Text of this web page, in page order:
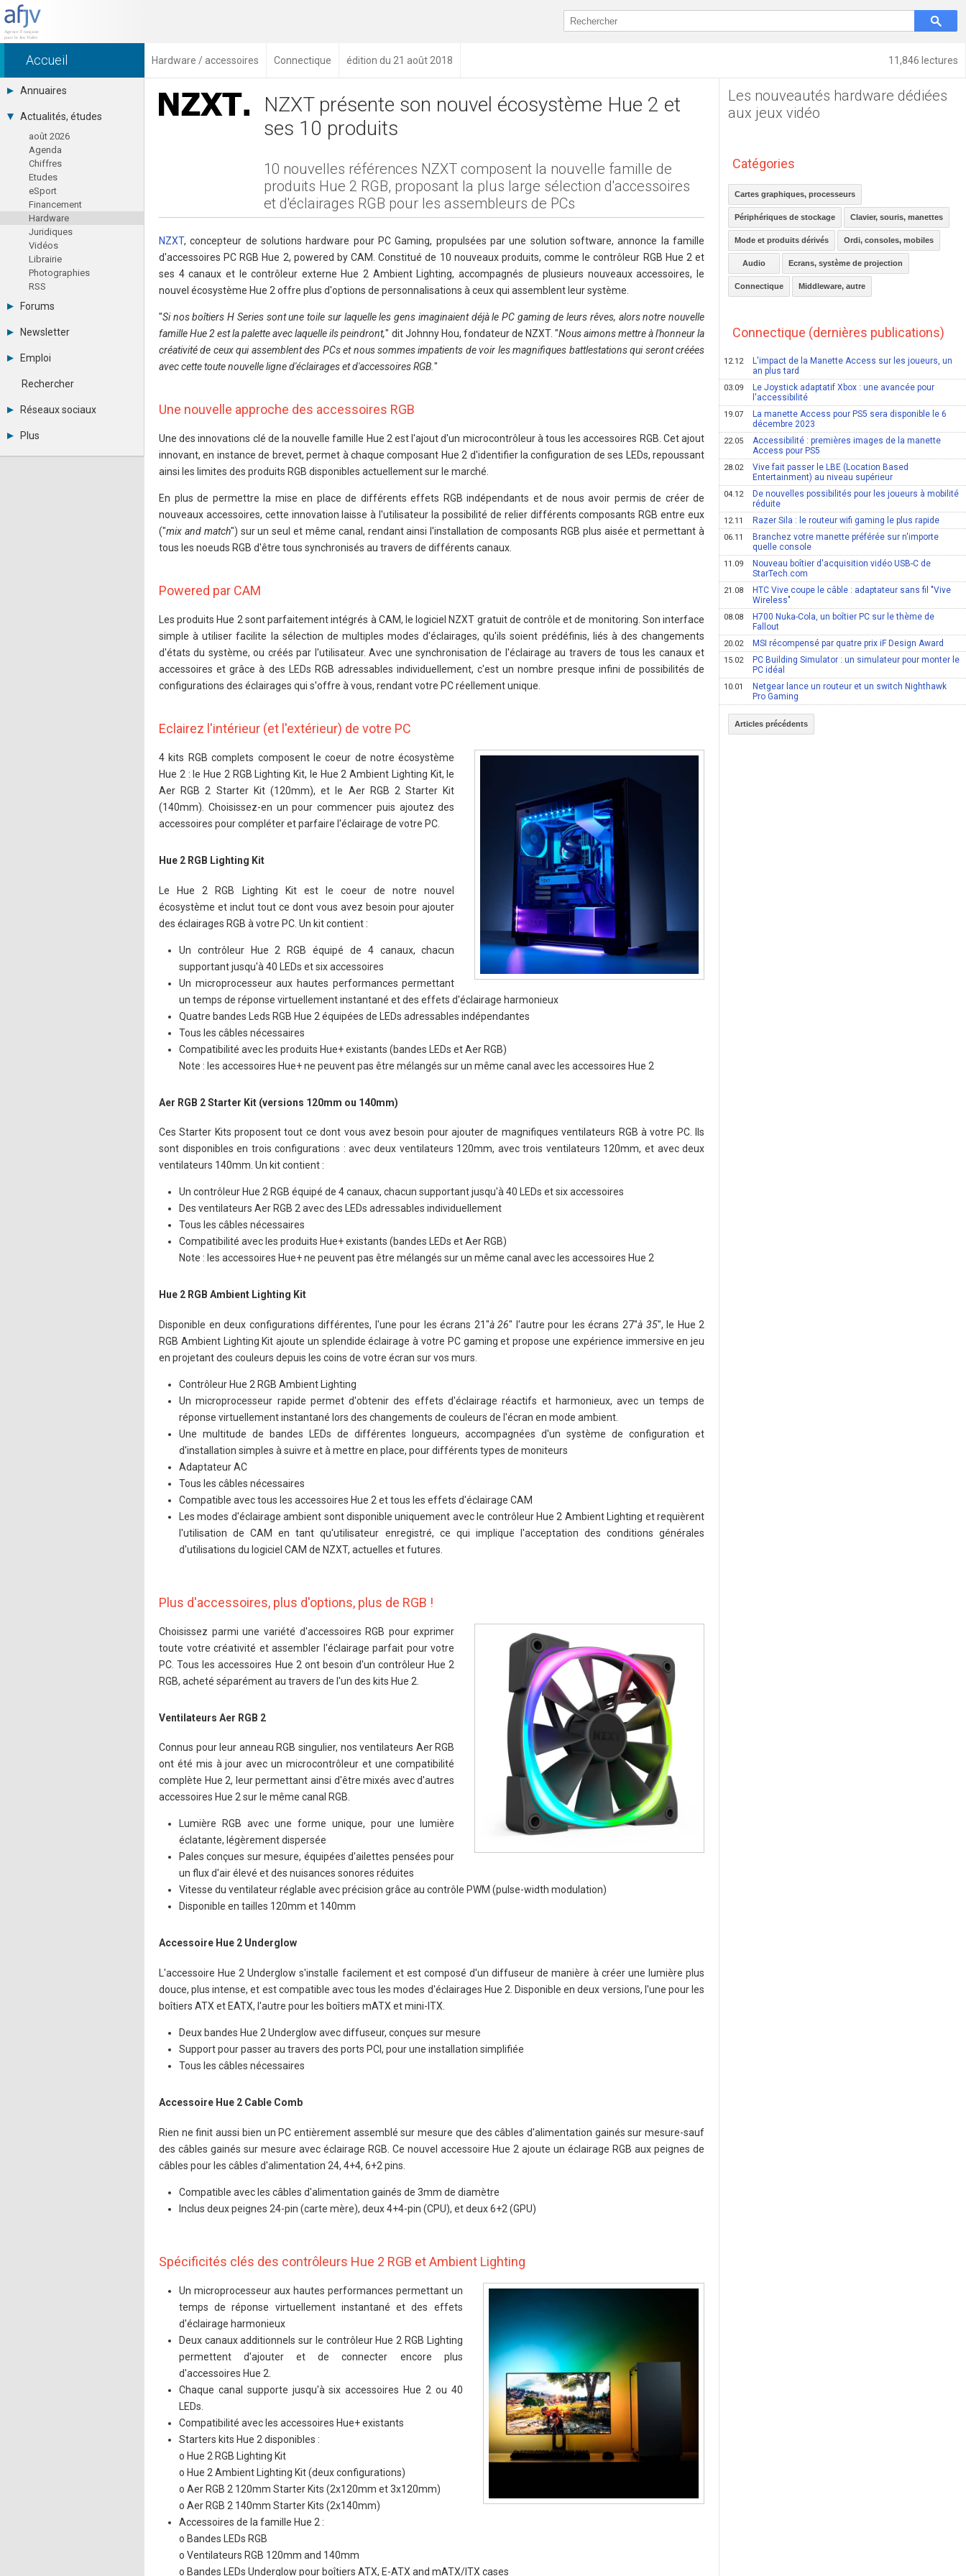
11,846 lectures
Accueil Hardware / accessoires Connectique édition du 21 août 2018
Annuaires
Toutes les sociétés (691)
Studios (418)
Editeurs (49)
Distributeurs (16)
Hard. / Accessoires (10)
Middlewares (15)
Prestataires (99)
Assoc. / Syndicats (21)
Formations / Ecoles (46)
Presse spécialisée (17)
Actualités, études
août 2026
Agenda
Chiffres
Etudes
eSport
Financement
Hardware
Juridiques
Vidéos
Librairie
Photographies
RSS
Forums
Tous les forums
Se connecter
Messages privés
Contacter un modérateur
Newsletter
Archives
Abonnement
Emploi
Consulter les annonces
Observatoire de l'emploi
Rechercher
Réseaux sociaux
LinkedIn
Plus
Annonceurs
NZXT présente son nouvel écosystème Hue 2 et
ses 10 produits
10 nouvelles références NZXT composent la nouvelle famille de
produits Hue 2 RGB, proposant la plus large sélection d'accessoires
et d'éclairages RGB pour les assembleurs de PCs
NZXT, concepteur de solutions hardware pour PC Gaming, propulsées par une solution software, annonce la famille
d'accessoires PC RGB Hue 2, powered by CAM. Constitué de 10 nouveaux produits, comme le contrôleur RGB Hue 2 et
ses 4 canaux et le contrôleur externe Hue 2 Ambient Lighting, accompagnés de plusieurs nouveaux accessoires, le
nouvel écosystème Hue 2 offre plus d'options de personnalisations à ceux qui assemblent leur système.
"Si nos boîtiers H Series sont une toile sur laquelle les gens imaginaient déjà le PC gaming de leurs rêves, alors notre nouvelle
famille Hue 2 est la palette avec laquelle ils peindront," dit Johnny Hou, fondateur de NZXT. "Nous aimons mettre à l'honneur la
créativité de ceux qui assemblent des PCs et nous sommes impatients de voir les magnifiques battlestations qui seront créées
avec cette toute nouvelle ligne d'éclairages et d'accessoires RGB. "
Une nouvelle approche des accessoires RGB
Une des innovations clé de la nouvelle famille Hue 2 est l'ajout d'un microcontrôleur à tous les accessoires RGB. Cet ajout
innovant, en instance de brevet, permet à chaque composant Hue 2 d'identifier la configuration de ses LEDs, repoussant
ainsi les limites des produits RGB disponibles actuellement sur le marché.
En plus de permettre la mise en place de différents effets RGB indépendants et de nous avoir permis de créer de
nouveaux accessoires, cette innovation laisse à l'utilisateur la possibilité de relier différents composants RGB entre eux
("mix and match") sur un seul et même canal, rendant ainsi l'installation de composants RGB plus aisée et permettant à
tous les noeuds RGB d'être tous synchronisés au travers de différents canaux.
Powered par CAM
Les produits Hue 2 sont parfaitement intégrés à CAM, le logiciel NZXT gratuit de contrôle et de monitoring. Son interface
simple à utiliser facilite la sélection de multiples modes d'éclairages, qu'ils soient prédéfinis, liés à des changements
d'états du système, ou créés par l'utilisateur. Avec une synchronisation de l'éclairage au travers de tous les canaux et
accessoires et grâce à des LEDs RGB adressables individuellement, c'est un nombre presque infini de possibilités de
configurations des éclairages qui s'offre à vous, rendant votre PC réellement unique.
Eclairez l'intérieur (et l'extérieur) de votre PC
4 kits RGB complets composent le coeur de notre écosystème
Hue 2 : le Hue 2 RGB Lighting Kit, le Hue 2 Ambient Lighting Kit, le
Aer RGB 2 Starter Kit (120mm), et le Aer RGB 2 Starter Kit
(140mm). Choisissez-en un pour commencer puis ajoutez des
accessoires pour compléter et parfaire l'éclairage de votre PC.
Hue 2 RGB Lighting Kit
Le Hue 2 RGB Lighting Kit est le coeur de notre nouvel
écosystème et inclut tout ce dont vous avez besoin pour ajouter
des éclairages RGB à votre PC. Un kit contient :
Un contrôleur Hue 2 RGB équipé de 4 canaux, chacun
supportant jusqu'à 40 LEDs et six accessoires
Un microprocesseur aux hautes performances permettant
un temps de réponse virtuellement instantané et des effets d'éclairage harmonieux
Quatre bandes Leds RGB Hue 2 équipées de LEDs adressables indépendantes
Tous les câbles nécessaires
Compatibilité avec les produits Hue+ existants (bandes LEDs et Aer RGB)
Note : les accessoires Hue+ ne peuvent pas être mélangés sur un même canal avec les accessoires Hue 2
Aer RGB 2 Starter Kit (versions 120mm ou 140mm)
Ces Starter Kits proposent tout ce dont vous avez besoin pour ajouter de magnifiques ventilateurs RGB à votre PC. Ils
sont disponibles en trois configurations : avec deux ventilateurs 120mm, avec trois ventilateurs 120mm, et avec deux
ventilateurs 140mm. Un kit contient :
Un contrôleur Hue 2 RGB équipé de 4 canaux, chacun supportant jusqu'à 40 LEDs et six accessoires
Des ventilateurs Aer RGB 2 avec des LEDs adressables individuellement
Tous les câbles nécessaires
Compatibilité avec les produits Hue+ existants (bandes LEDs et Aer RGB)
Note : les accessoires Hue+ ne peuvent pas être mélangés sur un même canal avec les accessoires Hue 2
Hue 2 RGB Ambient Lighting Kit
Disponible en deux configurations différentes, l'une pour les écrans 21"à 26" l'autre pour les écrans 27"à 35", le Hue 2
RGB Ambient Lighting Kit ajoute un splendide éclairage à votre PC gaming et propose une expérience immersive en jeu
en projetant des couleurs depuis les coins de votre écran sur vos murs.
Contrôleur Hue 2 RGB Ambient Lighting
Un microprocesseur rapide permet d'obtenir des effets d'éclairage réactifs et harmonieux, avec un temps de
réponse virtuellement instantané lors des changements de couleurs de l'écran en mode ambient.
Une multitude de bandes LEDs de différentes longueurs, accompagnées d'un système de configuration et
d'installation simples à suivre et à mettre en place, pour différents types de moniteurs
Adaptateur AC
Tous les câbles nécessaires
Compatible avec tous les accessoires Hue 2 et tous les effets d'éclairage CAM
Les modes d'éclairage ambient sont disponible uniquement avec le contrôleur Hue 2 Ambient Lighting et requièrent
l'utilisation de CAM en tant qu'utilisateur enregistré, ce qui implique l'acceptation des conditions générales
d'utilisations du logiciel CAM de NZXT, actuelles et futures.
Plus d'accessoires, plus d'options, plus de RGB !
Choisissez parmi une variété d'accessoires RGB pour exprimer
toute votre créativité et assembler l'éclairage parfait pour votre
PC. Tous les accessoires Hue 2 ont besoin d'un contrôleur Hue 2
RGB, acheté séparément au travers de l'un des kits Hue 2.
Ventilateurs Aer RGB 2
Connus pour leur anneau RGB singulier, nos ventilateurs Aer RGB
ont été mis à jour avec un microcontrôleur et une compatibilité
complète Hue 2, leur permettant ainsi d'être mixés avec d'autres
accessoires Hue 2 sur le même canal RGB.
Lumière RGB avec une forme unique, pour une lumière
éclatante, légèrement dispersée
Pales conçues sur mesure, équipées d'ailettes pensées pour
un flux d'air élevé et des nuisances sonores réduites
Vitesse du ventilateur réglable avec précision grâce au contrôle PWM (pulse-width modulation)
Disponible en tailles 120mm et 140mm
Accessoire Hue 2 Underglow
L'accessoire Hue 2 Underglow s'installe facilement et est composé d'un diffuseur de manière à créer une lumière plus
douce, plus intense, et est compatible avec tous les modes d'éclairages Hue 2. Disponible en deux versions, l'une pour les
boîtiers ATX et EATX, l'autre pour les boîtiers mATX et mini-ITX.
Deux bandes Hue 2 Underglow avec diffuseur, conçues sur mesure
Support pour passer au travers des ports PCI, pour une installation simplifiée
Tous les câbles nécessaires
Accessoire Hue 2 Cable Comb
Rien ne finit aussi bien un PC entièrement assemblé sur mesure que des câbles d'alimentation gainés sur mesure-sauf
des câbles gainés sur mesure avec éclairage RGB. Ce nouvel accessoire Hue 2 ajoute un éclairage RGB aux peignes de
câbles pour les câbles d'alimentation 24, 4+4, 6+2 pins.
Compatible avec les câbles d'alimentation gainés de 3mm de diamètre
Inclus deux peignes 24-pin (carte mère), deux 4+4-pin (CPU), et deux 6+2 (GPU)
Spécificités clés des contrôleurs Hue 2 RGB et Ambient Lighting
Un microprocesseur aux hautes performances permettant un
temps de réponse virtuellement instantané et des effets
d'éclairage harmonieux
Deux canaux additionnels sur le contrôleur Hue 2 RGB Lighting
permettent d'ajouter et de connecter encore plus
d'accessoires Hue 2.
Chaque canal supporte jusqu'à six accessoires Hue 2 ou 40
LEDs.
Compatibilité avec les accessoires Hue+ existants
Starters kits Hue 2 disponibles :
o Hue 2 RGB Lighting Kit
o Hue 2 Ambient Lighting Kit (deux configurations)
o Aer RGB 2 120mm Starter Kits (2x120mm et 3x120mm)
o Aer RGB 2 140mm Starter Kits (2x140mm)
Accessoires de la famille Hue 2 :
o Bandes LEDs RGB
o Ventilateurs RGB 120mm and 140mm
o Bandes LEDs Underglow pour boîtiers ATX, E-ATX and mATX/ITX cases
Les nouveautés hardware dédiées
aux jeux vidéo
Catégories
Cartes graphiques, processeurs
Périphériques de stockage Clavier, souris, manettes
Mode et produits dérivés Ordi, consoles, mobiles
Audio Ecrans, système de projection
Connectique Middleware, autre
Connectique (dernières publications)
12.12
L'impact de la Manette Access sur les joueurs, un
an plus tard
03.09
Le Joystick adaptatif Xbox : une avancée pour
l'accessibilité
19.07
La manette Access pour PS5 sera disponible le 6
décembre 2023
22.05
Accessibilité : premières images de la manette
Access pour PS5
28.02
Vive fait passer le LBE (Location Based
Entertainment) au niveau supérieur
04.12
De nouvelles possibilités pour les joueurs à mobilité
réduite
12.11 Razer Sila : le routeur wifi gaming le plus rapide
06.11
Branchez votre manette préférée sur n'importe
quelle console
11.09
Nouveau boîtier d'acquisition vidéo USB-C de
StarTech.com
21.08
HTC Vive coupe le câble : adaptateur sans fil "Vive
Wireless"
08.08
H700 Nuka-Cola, un boîtier PC sur le thème de
Fallout
20.02 MSI récompensé par quatre prix iF Design Award
15.02
PC Building Simulator : un simulateur pour monter le
PC idéal
10.01
Netgear lance un routeur et un switch Nighthawk
Pro Gaming
Articles précédents